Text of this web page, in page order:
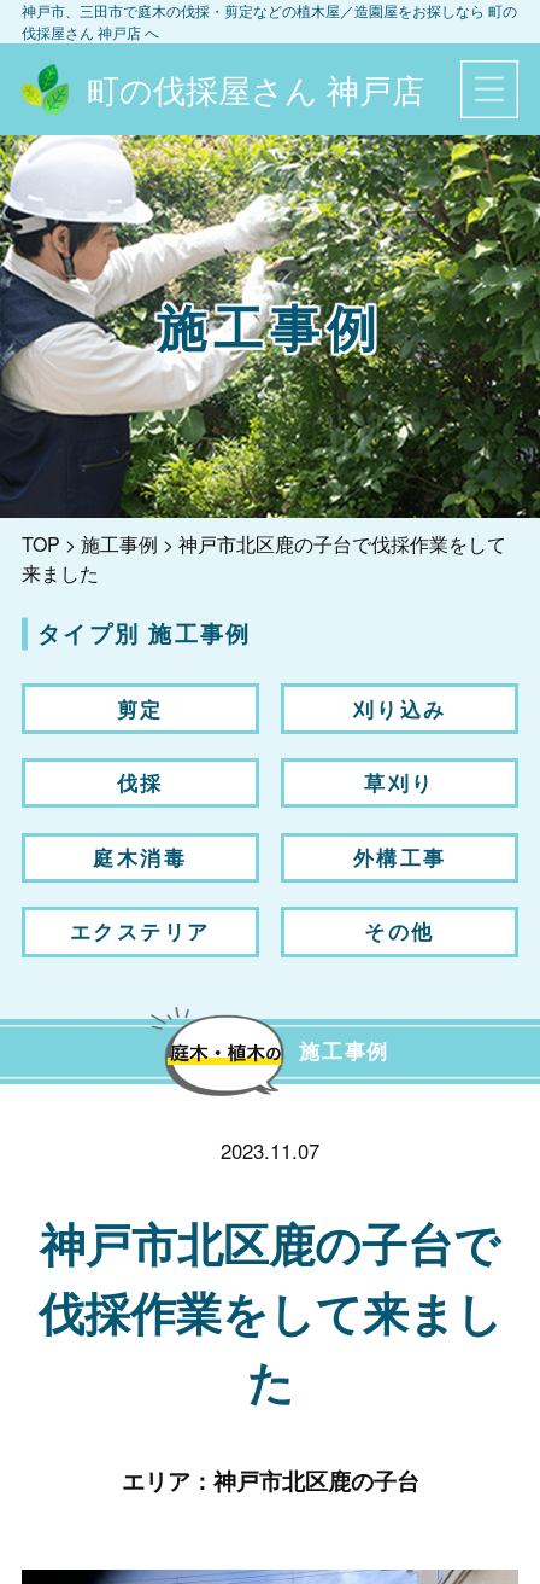
神戸市、三田市で庭木の伐採・剪定などの植木屋／造園屋をお探しなら 町の
伐採屋さん 神戸店へ
町の伐採屋さん 神戸店
施工事例
TOP > 施工事例 > 神戸市北区鹿の子台で伐採作業をして
来ました
タイプ別 施工事例
剪定 刈り込み
伐採 草刈り
庭木消毒 外構工事
エクステリア その他
施工事例
2023.11.07
神戸市北区鹿の子台で
伐採作業をして来まし
た
エリア：神戸市北区鹿の子台